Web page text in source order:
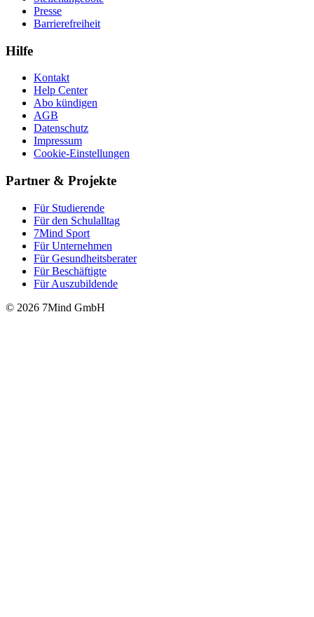
Presse
Barrierefreiheit
Hilfe
Kontakt
Help Center
Abo kündigen
AGB
Datenschutz
Impressum
Cookie-Einstellungen
Partner & Projekte
Für Stu­die­rende
Für den Schulalltag
7Mind Sport
Für Unter­neh­men
Für Gesund­heits­be­ra­ter
Für Beschäftigte
Für Auszubildende
© 2026 7Mind GmbH